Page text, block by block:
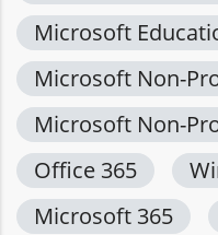
Microsoft
Microsoft Non-
Microsoft Non-
Office 365
Microsoft 365